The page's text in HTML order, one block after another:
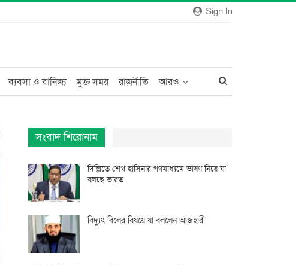
Sign In
ব্যবসা ও বানিজ্য মুক্ত সময় রাজনীতি আরও
সংবাদ শিরোনাম
দিল্লিতে শেখ হাসিনার গণমাধ্যমে ভাষণ নিয়ে যা
বলছে ভারত
বিদ্যুৎ বিলের বিষয়ে যা বললেন আজহারী